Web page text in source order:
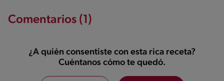
Comentarios (1)
¿A quién consentiste con esta rica receta?
Cuéntanos cómo te quedó.